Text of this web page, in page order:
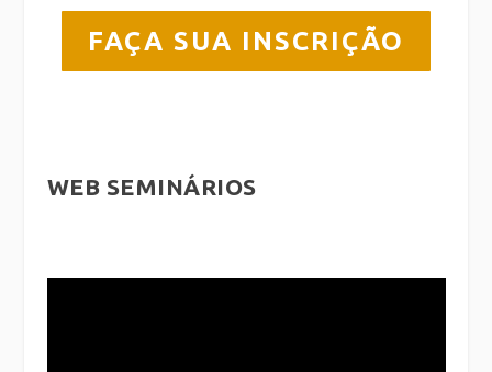
FAÇA SUA INSCRIÇÃO
WEB SEMINÁRIOS